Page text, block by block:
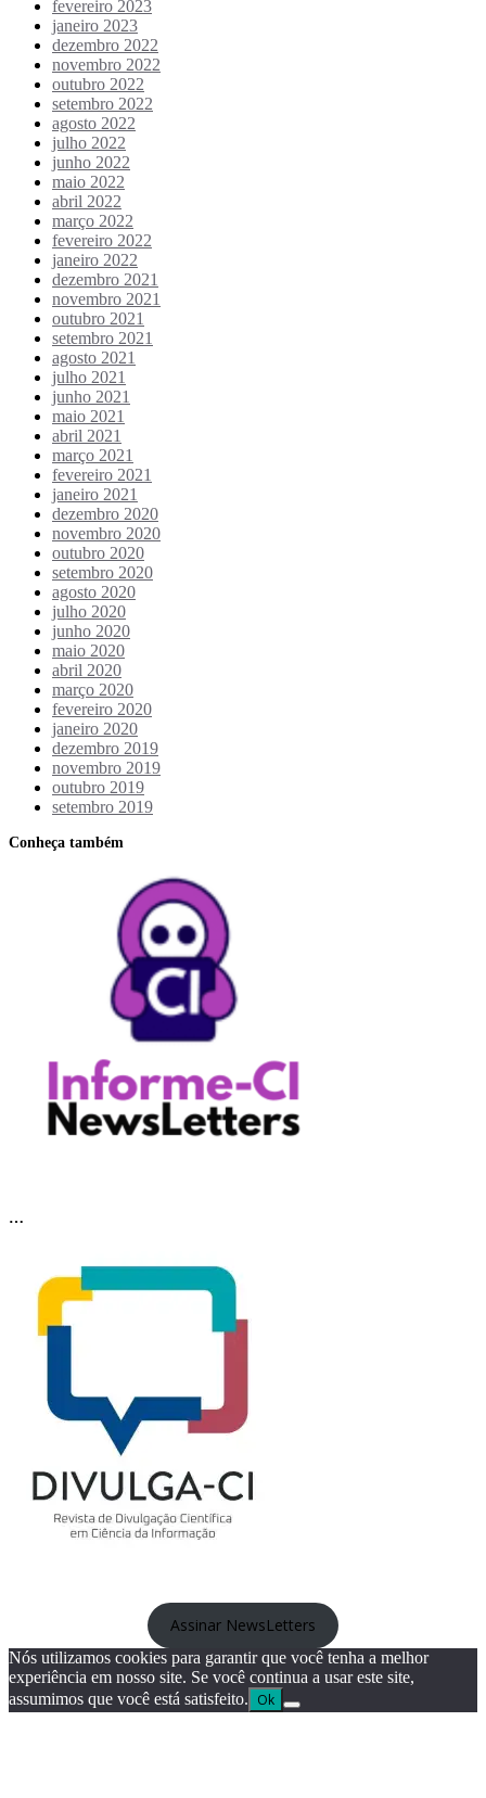
fevereiro 2023
janeiro 2023
dezembro 2022
novembro 2022
outubro 2022
setembro 2022
agosto 2022
julho 2022
junho 2022
maio 2022
abril 2022
março 2022
fevereiro 2022
janeiro 2022
dezembro 2021
novembro 2021
outubro 2021
setembro 2021
agosto 2021
julho 2021
junho 2021
maio 2021
abril 2021
março 2021
fevereiro 2021
janeiro 2021
dezembro 2020
novembro 2020
outubro 2020
setembro 2020
agosto 2020
julho 2020
junho 2020
maio 2020
abril 2020
março 2020
fevereiro 2020
janeiro 2020
dezembro 2019
novembro 2019
outubro 2019
setembro 2019
Conheça também
…
Assinar NewsLetters
Nós utilizamos cookies para garantir que você tenha a melhor
experiência em nosso site. Se você continua a usar este site,
assumimos que você está satisfeito. Ok